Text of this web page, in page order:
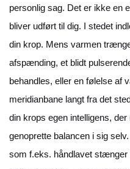
personlig sag. Det er ikke en
bliver udført til dig. I stedet
din krop. Mens varmen
afspænding, et blidt
behandles, eller en følelse af
meridianbane langt fra det
din krops egen intelligens,
genoprette balancen i sig
som f.eks. håndlavet stænger